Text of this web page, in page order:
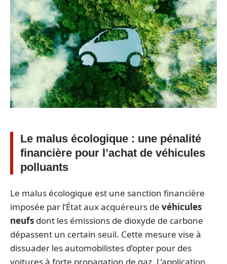
Le malus écologique : une pénalité
financière pour l’achat de véhicules
polluants
Le malus écologique est une sanction financière
imposée par l’État aux acquéreurs de véhicules
neufs dont les émissions de dioxyde de carbone
dépassent un certain seuil. Cette mesure vise à
dissuader les automobilistes d’opter pour des